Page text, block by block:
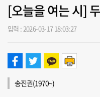
[오늘을 여는 시]
입력 : 2026-03-17 18:03:27
송진권(1970~)